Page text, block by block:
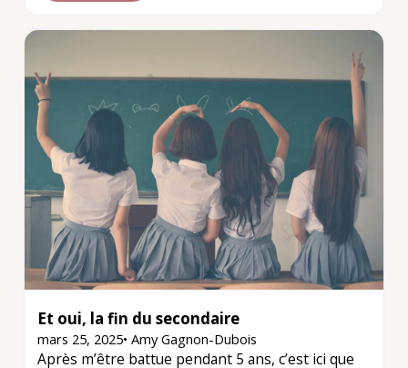
Et oui, la fin du secondaire
mars 25, 2025•Amy Gagnon-Dubois
Après m’être battue pendant 5 ans, c’est ici que